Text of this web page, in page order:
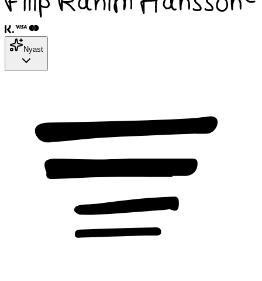
Nyast